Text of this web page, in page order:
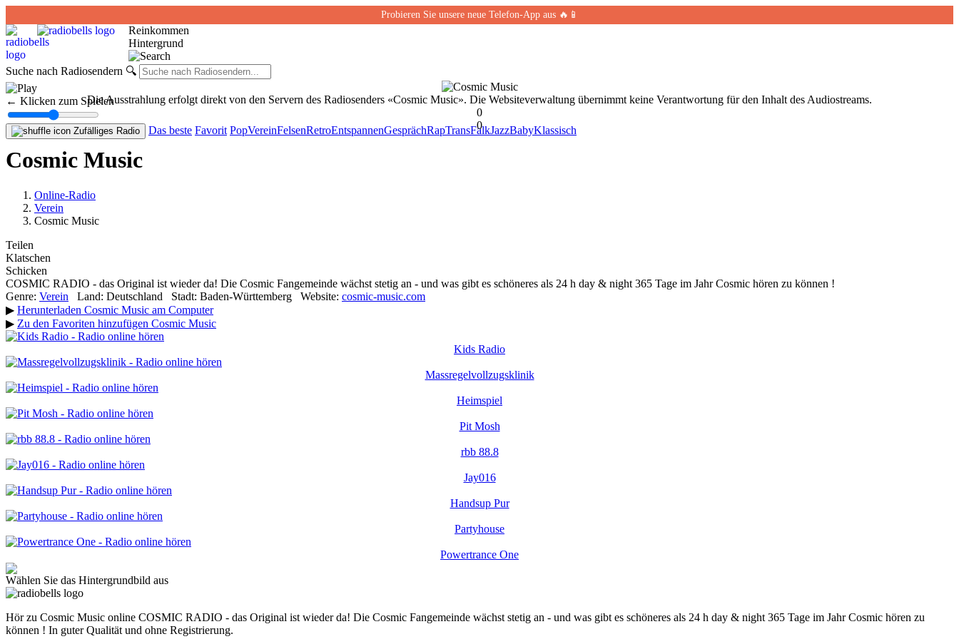
Probieren Sie unsere neue Telefon-App aus 🔥📱
Reinkommen
Hintergrund
Suche nach Radiosendern 🔍
← Klicken zum Spielen
Zufälliges Radio Das beste Favorit PopVereinFelsenRetroEntspannenGesprächRapTransFalkJazzBabyKlassisch
Die Ausstrahlung erfolgt direkt von den Servern des Radiosenders «Cosmic Music». Die Websiteverwaltung übernimmt keine Verantwortung für den Inhalt des Audiostreams.
0
0
Cosmic Music
Online-Radio
Verein
Cosmic Music
Teilen
Klatschen
Schicken
COSMIC RADIO - das Original ist wieder da! Die Cosmic Fangemeinde wächst stetig an - und was gibt es schöneres als 24 h day & night 365 Tage im Jahr Cosmic hören zu können !
Genre: Verein Land: Deutschland Stadt: Baden-Württemberg Website: cosmic-music.com
▶ Herunterladen Cosmic Music am Computer
▶ Zu den Favoriten hinzufügen Cosmic Music
Kids Radio
Massregelvollzugsklinik
Heimspiel
Pit Mosh
rbb 88.8
Jay016
Handsup Pur
Partyhouse
Powertrance One
Wählen Sie das Hintergrundbild aus
Hör zu Cosmic Music online COSMIC RADIO - das Original ist wieder da! Die Cosmic Fangemeinde wächst stetig an - und was gibt es schöneres als 24 h day & night 365 Tage im Jahr Cosmic hören zu
können ! In guter Qualität und ohne Registrierung.